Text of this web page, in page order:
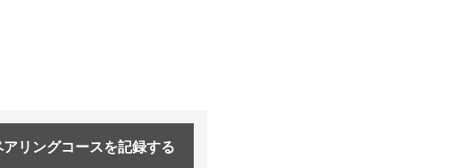
アリングコースを記録する